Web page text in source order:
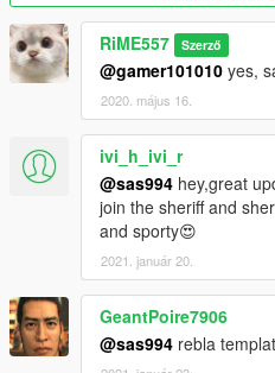
RiME557 Szerző
@gamer101010 yes,
2020. május 16.
ivi_h_ivi_r
@sas994 hey,great
join the sheriff and
and sporty😍
2021. január 20.
GeantPoire7906
@sas994 rebla